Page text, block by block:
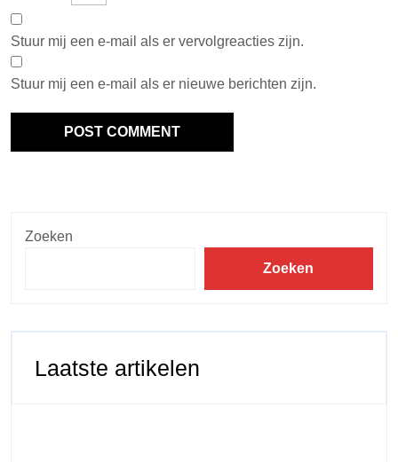
Stuur mij een e-mail als er vervolgreacties zijn.
Stuur mij een e-mail als er nieuwe berichten zijn.
Zoeken
Zoeken
Laatste artikelen